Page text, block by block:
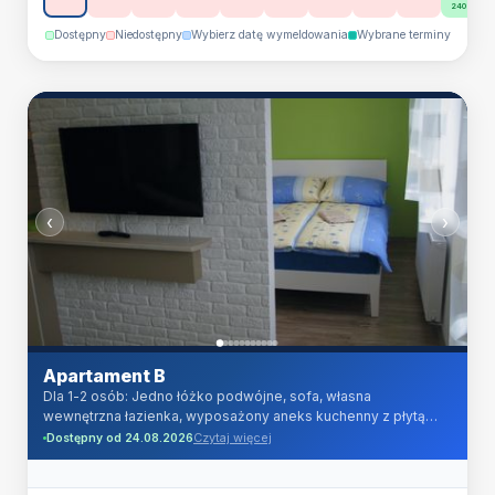
suszarka do włosów.
240 zł
Dostępny Niedostępny Wybierz datę wymeldowania Wybrane terminy
‹ ›
Apartament B
Dla 1-2 osób: Jedno łóżko podwójne, sofa, własna
wewnętrzna łazienka, wyposażony aneks kuchenny z płytą
indukcyjną, lodówka z zamrażarką, kuchenka mikrofalowa,
czajnik elektryczny, TV LCD HD 32 cale, TV kablowa (ponad
Dostępny od 24.08.2026Czytaj więcej